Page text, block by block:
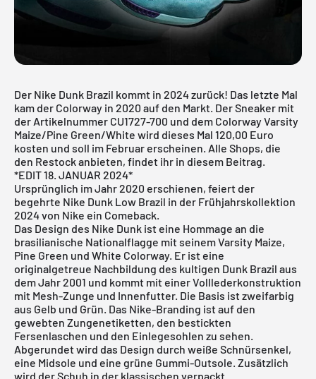
Der Nike Dunk Brazil kommt in 2024 zurück! Das letzte Mal
kam der Colorway in 2020 auf den Markt. Der Sneaker mit
der Artikelnummer CU1727-700 und dem Colorway Varsity
Maize/Pine Green/White wird dieses Mal 120,00 Euro
kosten und soll im Februar erscheinen. Alle Shops, die
den Restock anbieten, findet ihr in diesem Beitrag.
*EDIT 18. JANUAR 2024*
Ursprünglich im Jahr 2020 erschienen, feiert der
begehrte Nike Dunk Low Brazil in der Frühjahrskollektion
2024 von Nike ein Comeback.
Das Design des Nike Dunk ist eine Hommage an die
brasilianische Nationalflagge mit seinem Varsity Maize,
Pine Green und White Colorway. Er ist eine
originalgetreue Nachbildung des kultigen Dunk Brazil aus
dem Jahr 2001 und kommt mit einer Volllederkonstruktion
mit Mesh-Zunge und Innenfutter. Die Basis ist zweifarbig
aus Gelb und Grün. Das Nike-Branding ist auf den
gewebten Zungenetiketten, den bestickten
Fersenlaschen und den Einlegesohlen zu sehen.
Abgerundet wird das Design durch weiße Schnürsenkel,
eine Midsole und eine grüne Gummi-Outsole. Zusätzlich
wird der Schuh in der klassischen verpackt.